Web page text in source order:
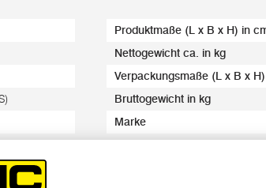
Produktmaße (L x B x H) in
Nettogewicht ca. in kg
Verpackungsmaße (L x B x
Bruttogewicht in kg
Marke